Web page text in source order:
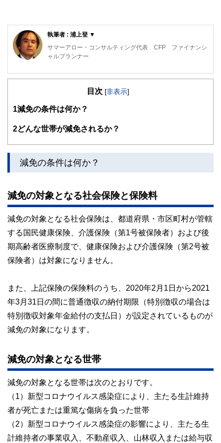
執筆者 : 浦上登 ▼
サマーアロー・コンサルティング代表 CFP ファイナンシ
ャルプランナー
東京の築地生まれ。魚市場や築地本願寺のある下町で育つ。
現在、サマーアロー・コンサルティングの代表。
ファイナンシャル・プランナーの上位資格であるCFP（日本
業協会認定）。
用・相続などの老後対策等、幅広い分野をカバーし、これか
ら人生の礎を築いていく若い人とともに、同年代の高齢者層
2023年7月PHP研究所より「70歳の現役FPが教える60歳か
らの「働き方」と「お金」の正解」を出版し、好評販売中。
現在、出版を記念して、サマーアロー・コンサルティング
HPで無料FP相談を受け付け中。
早稲田大学卒業後、大手重工業メーカーに勤務、海外向けプ
超え、海外の話題にも明るい。
ummer.wixsite.com/summerarrow
目次 [非表示]
1減免の条件は何か？
2どんな世帯が減免されるか？
減免の条件は何か？
減免の対象となる社会保険と保険料
減免の対象となる社会保険は、都道府県・市区町村が管轄
する国民健康保険、介護保険（第1号被保険者）および後
期高齢者医療制度で、健康保険および介護保険（第2号被
保険者）は対象になりません。
また、上記保険の保険料のうち、2020年2月1日から2021
年3月31日の間に普通徴収の納付期限（特別徴収の場合は
特別徴収対象年金給付の支払日）が設定されているものが
減免の対象になります。
減免の対象となる世帯
減免の対象となる世帯は次のとおりです。
（1）新型コロナウイルス感染症により、主たる生計維持
者が死亡または重篤な傷病を負った世帯
（2）新型コロナウイルス感染症の影響により、主たる生
計維持者の事業収入、不動産収入、山林収入または給与収